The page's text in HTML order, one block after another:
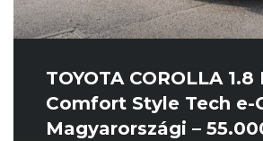
TOYOTA COROLLA
Comfort Style Tech e-
Magyarországi –